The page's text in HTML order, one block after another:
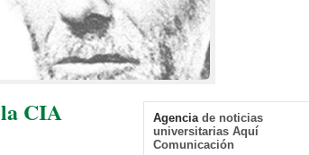
CIA Agencia de noticias
universitarias Aquí
Comunicación